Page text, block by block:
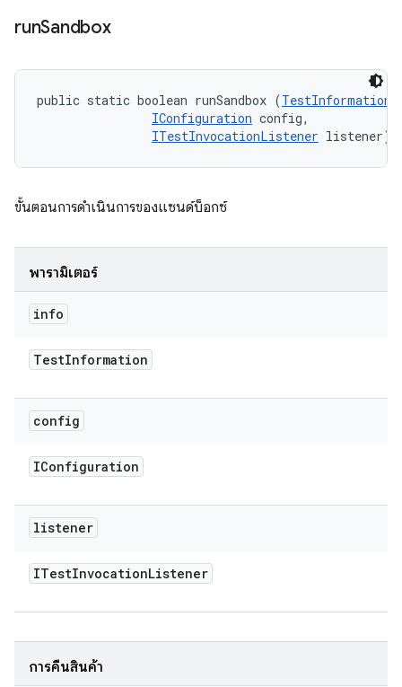
runSandbox
public static boolean runSandbox (TestInformation
IConfiguration config,
ITestInvocationListener listener)
ขั้นตอนการดำเนินการของแซนด์บ็อกซ์
พารามิเตอร์
info
TestInformation
config
IConfiguration
listener
ITestInvocationListener
การคืนสินค้า